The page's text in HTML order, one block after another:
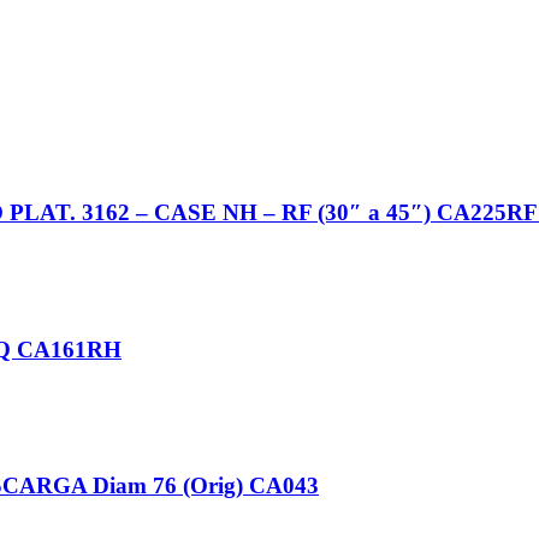
3162 – CASE NH – RF (30″ a 45″) CA225RF
CA161RH
Diam 76 (Orig) CA043